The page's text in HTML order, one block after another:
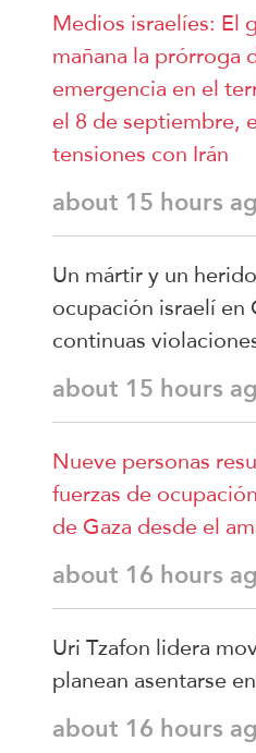
Medios israelíes: El
mañana la prórroga
emergencia en el
el 8 de septiembre,
tensiones con Irán
about 15 hours
Un mártir y un
ocupación israelí en
continuas
about 15 hours
Nueve personas
fuerzas de
de Gaza desde el
about 16 hours
Uri Tzafon lidera
planean asentarse
about 16 hours